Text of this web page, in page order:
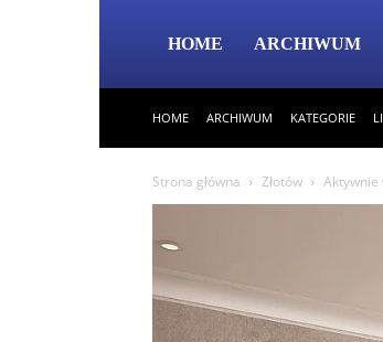
HOME ARCHIWUM
HOME ARCHIWUM KATEGORIE
Strona główna Złotów Aktywnie